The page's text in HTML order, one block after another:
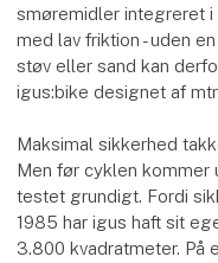
smøremidler integreret
med lav friktion - uden
støv eller sand kan
igus:bike designet af
Maksimal sikkerhed
Men før cyklen kommer
testet grundigt. Fordi
1985 har igus haft sit
3.800 kvadratmeter. På